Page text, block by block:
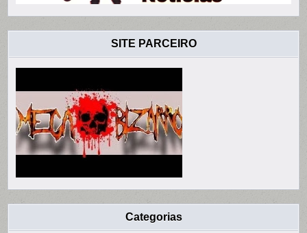
SITE PARCEIRO
Categorias